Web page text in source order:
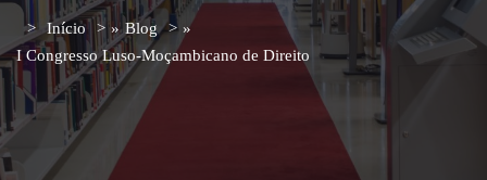
Início » Blog
»
I Congresso Luso-Moçambicano de Direito